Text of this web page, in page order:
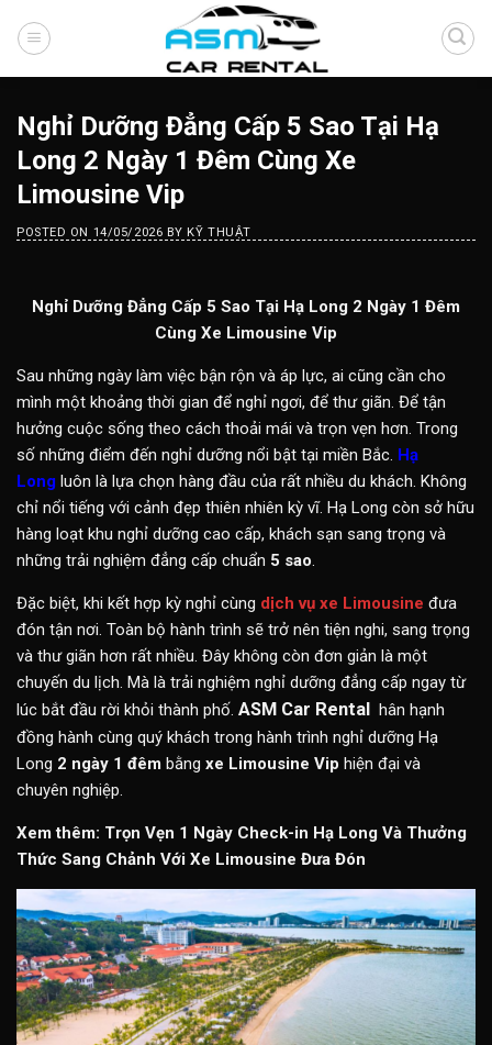
Nghỉ Dưỡng Đẳng Cấp 5 Sao Tại Hạ
Long 2 Ngày 1 Đêm Cùng Xe
Limousine Vip
POSTED ON 14/05/2026 BY KỸ THUẬT
Nghỉ Dưỡng Đẳng Cấp 5 Sao Tại Hạ Long 2 Ngày 1 Đêm
Cùng Xe Limousine Vip
Sau những ngày làm việc bận rộn và áp lực, ai cũng cần cho
mình một khoảng thời gian để nghỉ ngơi, để thư giãn. Để tận
hưởng cuộc sống theo cách thoải mái và trọn vẹn hơn. Trong
số những điểm đến nghỉ dưỡng nổi bật tại miền Bắc. Hạ
Long luôn là lựa chọn hàng đầu của rất nhiều du khách. Không
chỉ nổi tiếng với cảnh đẹp thiên nhiên kỳ vĩ. Hạ Long còn sở hữu
hàng loạt khu nghỉ dưỡng cao cấp, khách sạn sang trọng và
những trải nghiệm đẳng cấp chuẩn 5 sao.
Đặc biệt, khi kết hợp kỳ nghỉ cùng dịch vụ xe Limousine đưa
đón tận nơi. Toàn bộ hành trình sẽ trở nên tiện nghi, sang trọng
và thư giãn hơn rất nhiều. Đây không còn đơn giản là một
chuyến du lịch. Mà là trải nghiệm nghỉ dưỡng đẳng cấp ngay từ
lúc bắt đầu rời khỏi thành phố. ASM Car Rental hân hạnh
đồng hành cùng quý khách trong hành trình nghỉ dưỡng Hạ
Long 2 ngày 1 đêm bằng xe Limousine Vip hiện đại và
chuyên nghiệp.
Xem thêm: Trọn Vẹn 1 Ngày Check-in Hạ Long Và Thưởng
Thức Sang Chảnh Với Xe Limousine Đưa Đón